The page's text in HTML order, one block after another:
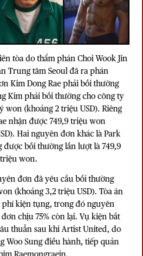
tòa do thẩm phán Choi Wook Jin
Trung tâm Seoul đã ra phán
Kim Dong Rae phải bồi thường
Kim phải bồi thường cho công ty
won (khoảng 2 triệu USD). Riêng
nhận được 749,9 triệu won
Hai nguyên đơn khác là Park
được bồi thường lần lượt là 749,9
won.
đơn đã yêu cầu bồi thường
(khoảng 3,2 triệu USD). Tòa án
kiện tụng, trong đó nguyên
chịu 75% còn lại. Vụ kiện bắt
thuẫn sau khi Artist United, do
Woo Sung điều hành, tiếp quản